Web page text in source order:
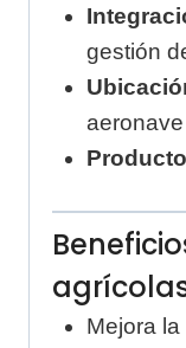
gestión
aeronave
Mejora